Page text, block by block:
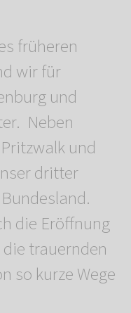
früheren
wir für
und
Neben
und
dritter
die Eröffnung
trauernden
so kurze Wege